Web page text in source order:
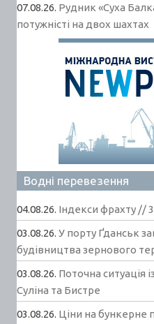
07.08.26. Рудник «Суха
потужністі на двох шахтах
Водні перевезення
04.08.26. Індекси фрахту //
03.08.26. У порту Ґданськ
будівництва зернового
03.08.26. Поточна ситуація
Суліна та Бистре
03.08.26. Ціни на бункерне